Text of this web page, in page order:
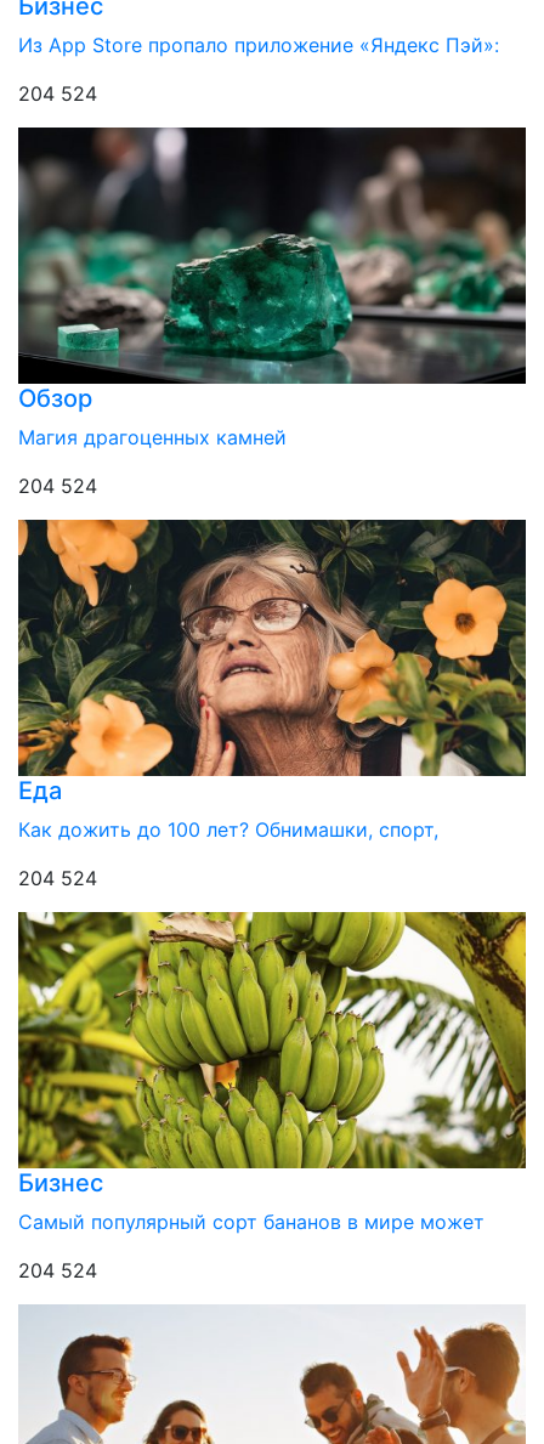
Бизнес
Из App Store пропало приложение «Яндекс Пэй»:
204 524
Обзор
Магия драгоценных камней
204 524
Еда
Как дожить до 100 лет? Обнимашки, спорт,
204 524
Бизнес
Самый популярный сорт бананов в мире может
204 524